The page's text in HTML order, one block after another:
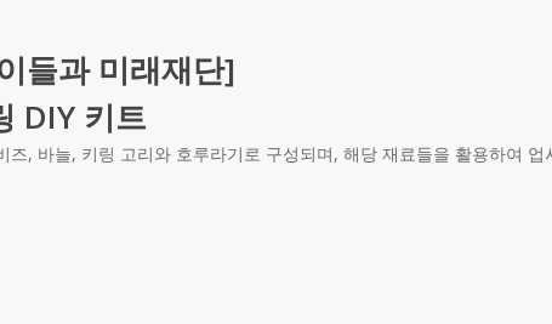
들과 미래재단]
DIY 키트
즈, 바늘, 키링 고리와 호루라기로 구성되며, 해당 재료들을 활용하여